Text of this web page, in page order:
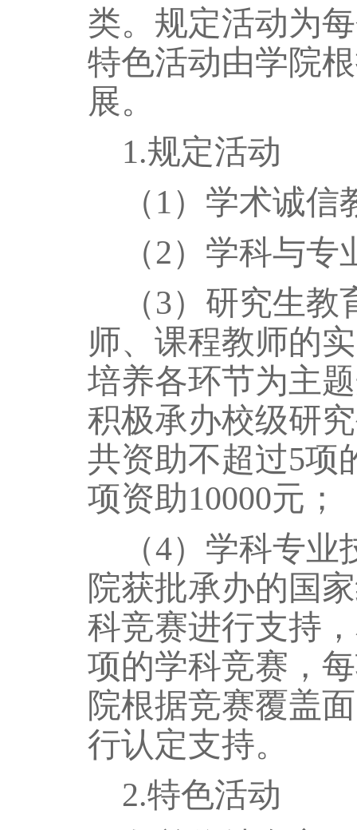
类。规定活动为
特色活动由学院
展。
1.规定活动
（1）学术诚信
（2）学科与专
（3） 研究生教
师、课程教师的
培养各环节为主
积极承办校级研
共资助不超过5项
项资助10000元；
（4）学科专业
院获批承办的国
科竞赛进行支持
项的学科竞赛，
院根据竞赛覆盖
行认定支持。
2.特色活动